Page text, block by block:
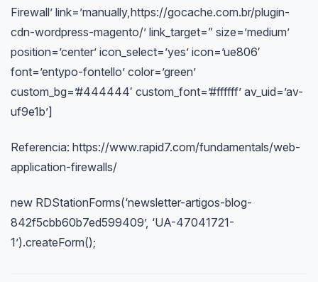
Firewall’ link=’manually,https://gocache.com.br/plugin-
cdn-wordpress-magento/’ link_target=” size=’medium’
position=’center’ icon_select=’yes’ icon=’ue806′
font=’entypo-fontello’ color=’green’
custom_bg=’#444444′ custom_font=’#ffffff’ av_uid=’av-
uf9e1b’]
Referencia: https://www.rapid7.com/fundamentals/web-
application-firewalls/
new RDStationForms(‘newsletter-artigos-blog-
842f5cbb60b7ed599409’, ‘UA-47041721-
1’).createForm();